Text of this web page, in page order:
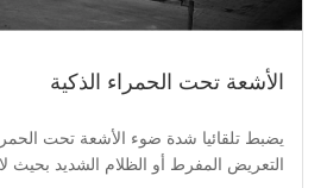
الأشعة تحت الحمراء الذكية
يضبط تلقائيا شدة ضوء الأشعة تحت
التعريض المفرط أو الظلام الشديد بحيث